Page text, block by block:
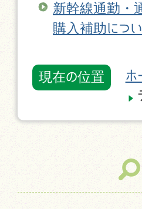
新幹線通勤・
購入補助につ
現在の位置 ホ